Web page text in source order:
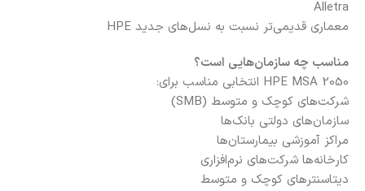
Alletra
معماری قدیمی‌تر نسبت به نسل‌های جدید HPE
مناسب چه سازمان‌هایی است؟
HPE MSA 2050 انتخابی مناسب برای:
شرکت‌های کوچک و متوسط (SMB)
سازمان‌های دولتی بانک‌ها
مراکز آموزشی بیمارستان‌ها
کارخانه‌ها شرکت‌های نرم‌افزاری
دیتاسنترهای کوچک و متوسط